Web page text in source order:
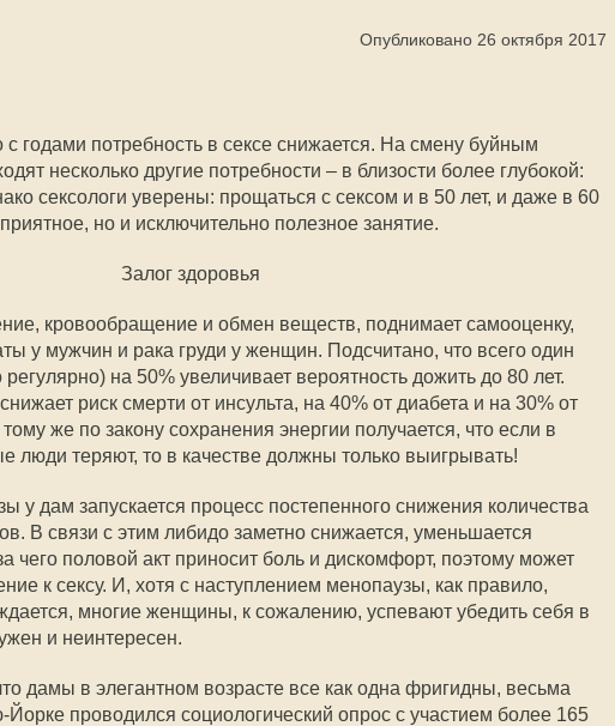
Опубликовано 26 октября 2017
с годами потребность в сексе снижается. На смену буйным
несколько другие потребности – в близости более глубокой:
сексологи уверены: прощаться с сексом и в 50 лет, и даже в 60
но и исключительно полезное занятие.
Залог здоровья
кровообращение и обмен веществ, поднимает самооценку,
у мужчин и рака груди у женщин. Подсчитано, что всего один
на 50% увеличивает вероятность дожить до 80 лет.
риск смерти от инсульта, на 40% от диабета и на 30% от
же по закону сохранения энергии получается, что если в
люди теряют, то в качестве должны только выигрывать!
у дам запускается процесс постепенного снижения количества
В связи с этим либидо заметно снижается, уменьшается
чего половой акт приносит боль и дискомфорт, поэтому может
к сексу. И, хотя с наступлением менопаузы, как правило,
многие женщины, к сожалению, успевают убедить себя в
и неинтересен.
дамы в элегантном возрасте все как одна фригидны, весьма
проводился социологический опрос с участием более 165